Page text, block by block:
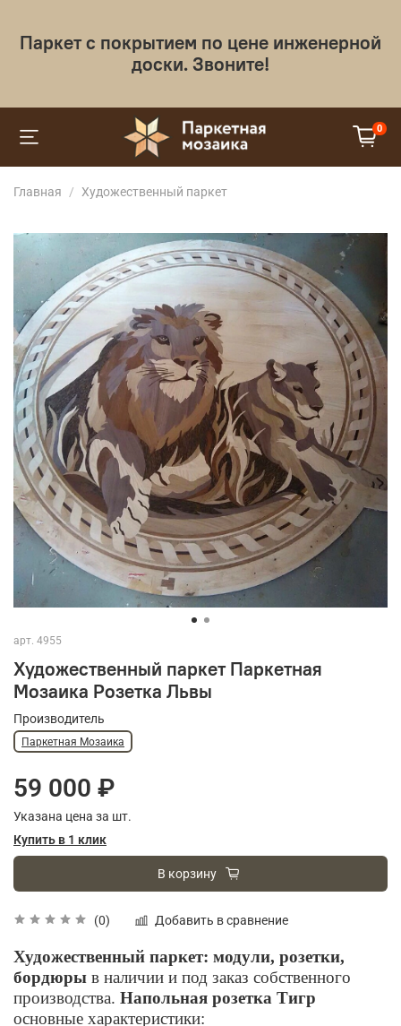
Паркет с покрытием по цене инженерной
доски. Звоните!
0
Главная Художественный паркет
арт. 4955
Художественный паркет Паркетная
Мозаика Розетка Львы
(0) Добавить в сравнение
Производитель
Паркетная Мозаика
59 000 ₽
Указана цена за шт.
Купить в 1 клик
В корзину
Художественный паркет: модули, розетки,
бордюры в наличии и под заказ собственного
производства. Напольная розетка Тигр
основные характеристики: